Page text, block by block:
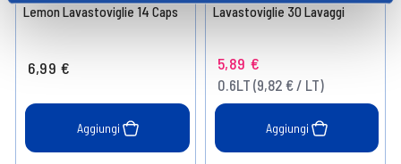
Lemon Lavastoviglie 14 Caps
6,99 €
Aggiungi
Lavastoviglie 30 Lavaggi
5,89 €
0.6LT (9,82 € / LT)
Aggiungi